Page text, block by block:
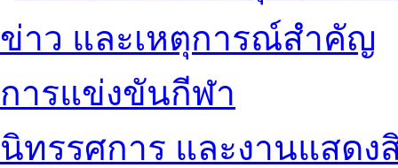
ข่าว และเหตุการณ์สำคัญ
การแข่งขันกีฬา
นิทรรศการ และงานแสดง